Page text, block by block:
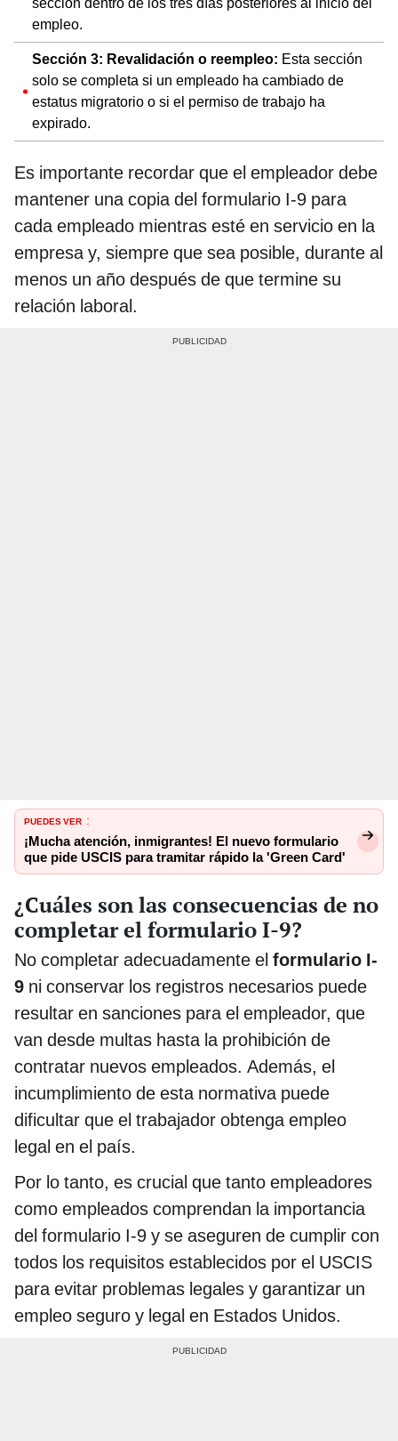
sección dentro de los tres días posteriores al inicio del
empleo.
Sección 3: Revalidación o reempleo: Esta sección
solo se completa si un empleado ha cambiado de
estatus migratorio o si el permiso de trabajo ha
expirado.
Es importante recordar que el empleador debe
mantener una copia del formulario I-9 para
cada empleado mientras esté en servicio en la
empresa y, siempre que sea posible, durante al
menos un año después de que termine su
relación laboral.
PUEDES VER :
¡Mucha atención, inmigrantes! El nuevo formulario
que pide USCIS para tramitar rápido la 'Green Card'
¿Cuáles son las consecuencias de no
completar el formulario I-9?
No completar adecuadamente el formulario I-
9 ni conservar los registros necesarios puede
resultar en sanciones para el empleador, que
van desde multas hasta la prohibición de
contratar nuevos empleados. Además, el
incumplimiento de esta normativa puede
dificultar que el trabajador obtenga empleo
legal en el país.
Por lo tanto, es crucial que tanto empleadores
como empleados comprendan la importancia
del formulario I-9 y se aseguren de cumplir con
todos los requisitos establecidos por el USCIS
para evitar problemas legales y garantizar un
empleo seguro y legal en Estados Unidos.